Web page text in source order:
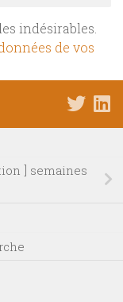
indésirables.
de vos
] semaines